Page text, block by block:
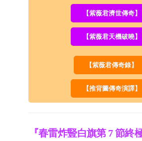
【紫薇君濟世傳奇】
【紫薇君天機破曉】
【紫薇君傳奇錄】
【推背圖傳奇演譯】
『春雷炸豎白旗第 7 節終